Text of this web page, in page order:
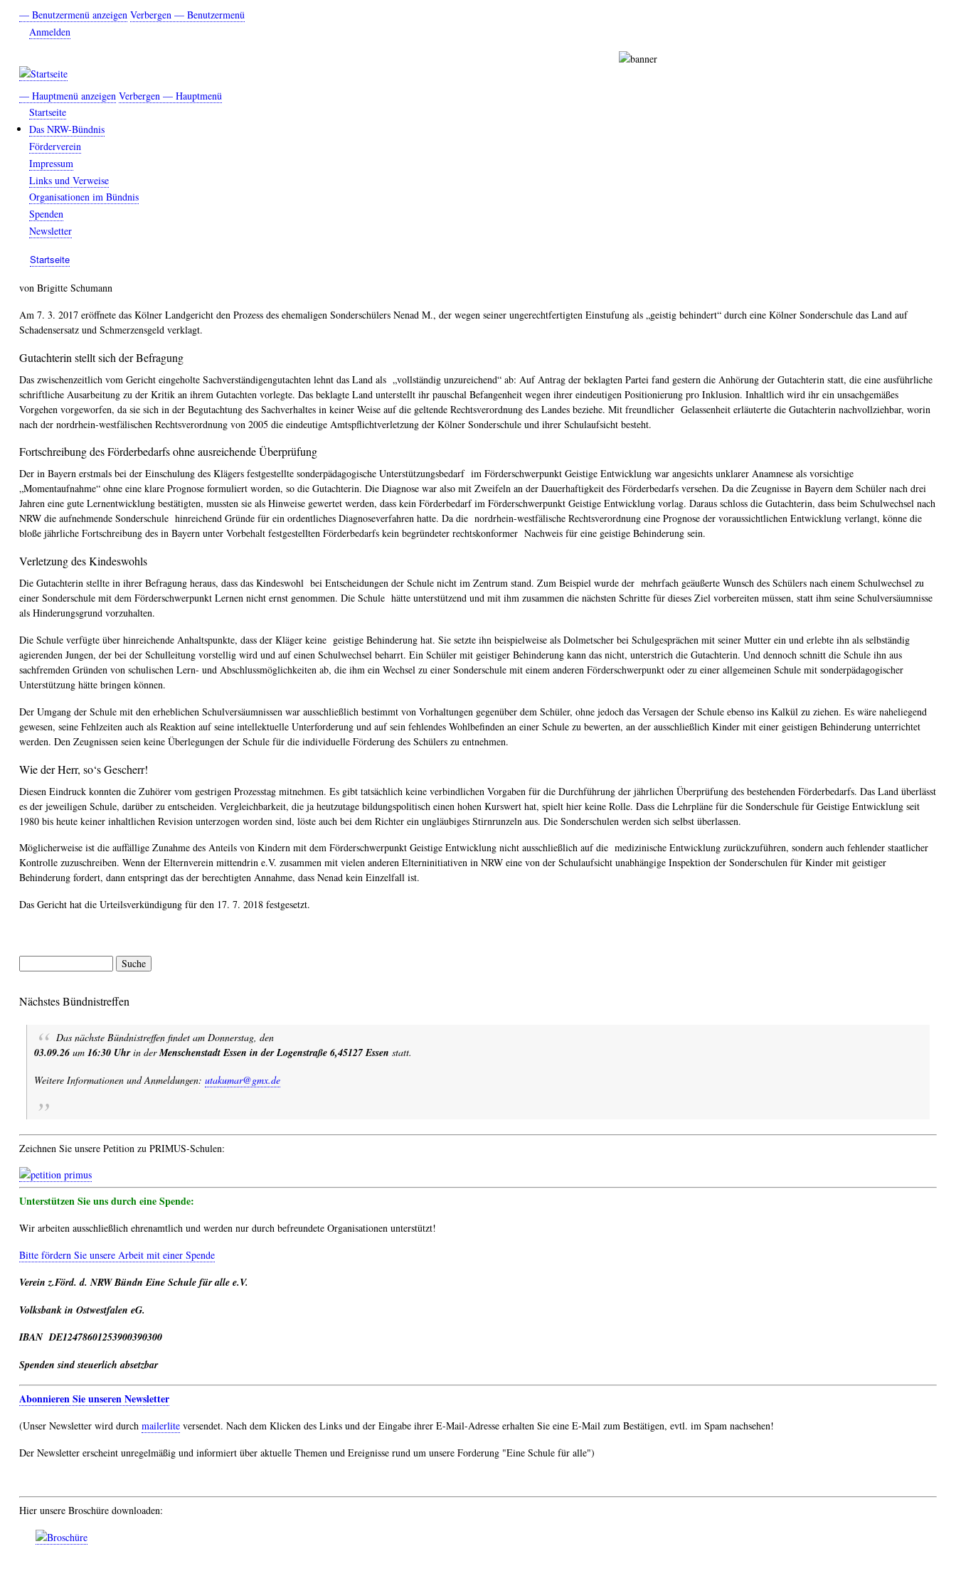
Direkt
Benutzermenü
— Benutzermenü anzeigen Verbergen — Benutzermenü
Anmelden
Hauptmenü
— Hauptmenü anzeigen Verbergen — Hauptmenü
Startseite
Das NRW-Bündnis
Förderverein
Impressum
Links und Verweise
Organisationen im Bündnis
Spenden
Newsletter
Breadcrumb
Startseite
von Brigitte Schumann
Am 7. 3. 2017 eröffnete das Kölner Landgericht den Prozess des ehemaligen Sonderschülers Nenad M., der wegen seiner ungerechtfertigten Einstufung als „geistig behindert“ durch eine Kölner Sonderschule das Land auf
Schadensersatz und Schmerzensgeld verklagt.
Gutachterin stellt sich der Befragung
Das zwischenzeitlich vom Gericht eingeholte Sachverständigengutachten lehnt das Land als „vollständig unzureichend“ ab: Auf Antrag der beklagten Partei fand gestern die Anhörung der Gutachterin statt, die eine ausführliche
schriftliche Ausarbeitung zu der Kritik an ihrem Gutachten vorlegte. Das beklagte Land unterstellt ihr pauschal Befangenheit wegen ihrer eindeutigen Positionierung pro Inklusion. Inhaltlich wird ihr ein unsachgemäßes
Vorgehen vorgeworfen, da sie sich in der Begutachtung des Sachverhaltes in keiner Weise auf die geltende Rechtsverordnung des Landes beziehe. Mit freundlicher Gelassenheit erläuterte die Gutachterin nachvollziehbar, worin
nach der nordrhein-westfälischen Rechtsverordnung von 2005 die eindeutige Amtspflichtverletzung der Kölner Sonderschule und ihrer Schulaufsicht besteht.
Fortschreibung des Förderbedarfs ohne ausreichende Überprüfung
Der in Bayern erstmals bei der Einschulung des Klägers festgestellte sonderpädagogische Unterstützungsbedarf im Förderschwerpunkt Geistige Entwicklung war angesichts unklarer Anamnese als vorsichtige
„Momentaufnahme“ ohne eine klare Prognose formuliert worden, so die Gutachterin. Die Diagnose war also mit Zweifeln an der Dauerhaftigkeit des Förderbedarfs versehen. Da die Zeugnisse in Bayern dem Schüler nach drei
Jahren eine gute Lernentwicklung bestätigten, mussten sie als Hinweise gewertet werden, dass kein Förderbedarf im Förderschwerpunkt Geistige Entwicklung vorlag. Daraus schloss die Gutachterin, dass beim Schulwechsel nach
NRW die aufnehmende Sonderschule hinreichend Gründe für ein ordentliches Diagnoseverfahren hatte. Da die nordrhein-westfälische Rechtsverordnung eine Prognose der voraussichtlichen Entwicklung verlangt, könne die
bloße jährliche Fortschreibung des in Bayern unter Vorbehalt festgestellten Förderbedarfs kein begründeter rechtskonformer Nachweis für eine geistige Behinderung sein.
Verletzung des Kindeswohls
Die Gutachterin stellte in ihrer Befragung heraus, dass das Kindeswohl bei Entscheidungen der Schule nicht im Zentrum stand. Zum Beispiel wurde der mehrfach geäußerte Wunsch des Schülers nach einem Schulwechsel zu
einer Sonderschule mit dem Förderschwerpunkt Lernen nicht ernst genommen. Die Schule hätte unterstützend und mit ihm zusammen die nächsten Schritte für dieses Ziel vorbereiten müssen, statt ihm seine Schulversäumnisse
als Hinderungsgrund vorzuhalten.
Die Schule verfügte über hinreichende Anhaltspunkte, dass der Kläger keine geistige Behinderung hat. Sie setzte ihn beispielweise als Dolmetscher bei Schulgesprächen mit seiner Mutter ein und erlebte ihn als selbständig
agierenden Jungen, der bei der Schulleitung vorstellig wird und auf einen Schulwechsel beharrt. Ein Schüler mit geistiger Behinderung kann das nicht, unterstrich die Gutachterin. Und dennoch schnitt die Schule ihn aus
sachfremden Gründen von schulischen Lern- und Abschlussmöglichkeiten ab, die ihm ein Wechsel zu einer Sonderschule mit einem anderen Förderschwerpunkt oder zu einer allgemeinen Schule mit sonderpädagogischer
Unterstützung hätte bringen können.
Der Umgang der Schule mit den erheblichen Schulversäumnissen war ausschließlich bestimmt von Vorhaltungen gegenüber dem Schüler, ohne jedoch das Versagen der Schule ebenso ins Kalkül zu ziehen. Es wäre naheliegend
gewesen, seine Fehlzeiten auch als Reaktion auf seine intellektuelle Unterforderung und auf sein fehlendes Wohlbefinden an einer Schule zu bewerten, an der ausschließlich Kinder mit einer geistigen Behinderung unterrichtet
werden. Den Zeugnissen seien keine Überlegungen der Schule für die individuelle Förderung des Schülers zu entnehmen.
Wie der Herr, so‘s Gescherr!
Diesen Eindruck konnten die Zuhörer vom gestrigen Prozesstag mitnehmen. Es gibt tatsächlich keine verbindlichen Vorgaben für die Durchführung der jährlichen Überprüfung des bestehenden Förderbedarfs. Das Land überlässt
es der jeweiligen Schule, darüber zu entscheiden. Vergleichbarkeit, die ja heutzutage bildungspolitisch einen hohen Kurswert hat, spielt hier keine Rolle. Dass die Lehrpläne für die Sonderschule für Geistige Entwicklung seit
1980 bis heute keiner inhaltlichen Revision unterzogen worden sind, löste auch bei dem Richter ein ungläubiges Stirnrunzeln aus. Die Sonderschulen werden sich selbst überlassen.
Möglicherweise ist die auffällige Zunahme des Anteils von Kindern mit dem Förderschwerpunkt Geistige Entwicklung nicht ausschließlich auf die medizinische Entwicklung zurückzuführen, sondern auch fehlender staatlicher
Kontrolle zuzuschreiben. Wenn der Elternverein mittendrin e.V. zusammen mit vielen anderen Elterninitiativen in NRW eine von der Schulaufsicht unabhängige Inspektion der Sonderschulen für Kinder mit geistiger
Behinderung fordert, dann entspringt das der berechtigten Annahme, dass Nenad kein Einzelfall ist.
Das Gericht hat die Urteilsverkündigung für den 17. 7. 2018 festgesetzt.
Nächstes Bündnistreffen
Das nächste Bündnistreffen findet am Donnerstag, den
03.09.26 um 16:30 Uhrin derMenschenstadt Essen in der Logenstraße 6,45127 Essen statt.
Weitere Informationen und Anmeldungen: utakumar@gmx.de
Zeichnen Sie unsere Petition zu PRIMUS-Schulen:
Unterstützen Sie uns durch eine Spende:
Wir arbeiten ausschließlich ehrenamtlich und werden nur durch befreundete Organisationen unterstützt!
Bitte fördern Sie unsere Arbeit mit einer Spende
Verein z.Förd. d. NRW Bündn Eine Schule für alle e.V.
Volksbank in Ostwestfalen eG.
IBAN DE12478601253900390300
Spenden sind steuerlich absetzbar
Abonnieren Sie unseren Newsletter
(Unser Newsletter wird durch mailerlite versendet. Nach dem Klicken des Links und der Eingabe ihrer E-Mail-Adresse erhalten Sie eine E-Mail zum Bestätigen, evtl. im Spam nachsehen!
Der Newsletter erscheint unregelmäßig und informiert über aktuelle Themen und Ereignisse rund um unsere Forderung "Eine Schule für alle")
Hier unsere Broschüre downloaden: